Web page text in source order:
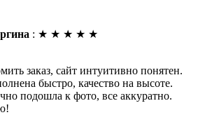
: ★ ★ ★ ★ ★
заказ, сайт интуитивно понятен.
быстро, качество на высоте.
подошла к фото, все аккуратно.